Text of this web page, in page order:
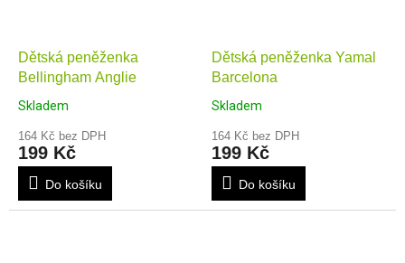
Dětská peněženka
Bellingham Anglie
Skladem
164 Kč bez DPH
199 Kč
Do košíku
Dětská peněženka Yamal
Barcelona
Skladem
164 Kč bez DPH
199 Kč
Do košíku